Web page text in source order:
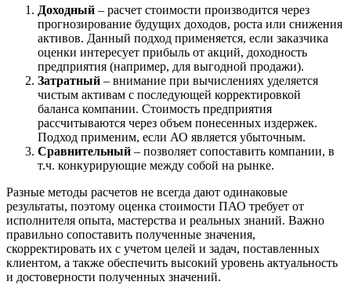
Доходный – расчет стоимости производится через
прогнозирование будущих доходов, роста или снижения
активов. Данный подход применяется, если заказчика
оценки интересует прибыль от акций, доходность
предприятия (например, для выгодной продажи).
Затратный – внимание при вычислениях уделяется
чистым активам с последующей корректировкой
баланса компании. Стоимость предприятия
рассчитываются через объем понесенных издержек.
Подход применим, если АО является убыточным.
Сравнительный – позволяет сопоставить компании, в
т.ч. конкурирующие между собой на рынке.
Разные методы расчетов не всегда дают одинаковые
результаты, поэтому оценка стоимости ПАО требует от
исполнителя опыта, мастерства и реальных знаний. Важно
правильно сопоставить полученные значения,
скорректировать их с учетом целей и задач, поставленных
клиентом, а также обеспечить высокий уровень актуальность
и достоверности полученных значений.
Выборг
Вязники
Вятские Поляны
Гатчина
Геленджик
Георгиевск
Горно-Алтайск
Городец
Горячий Ключ
Грозный
Губаха
Губкин